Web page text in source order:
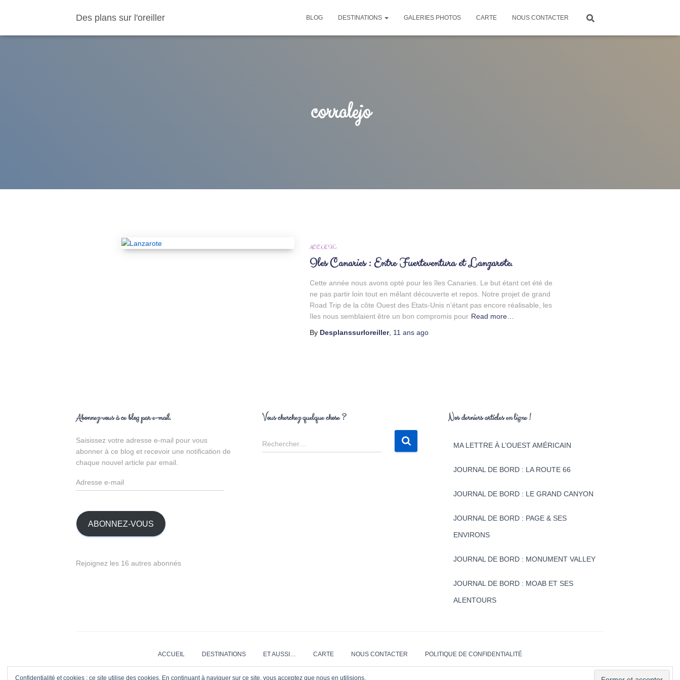
Des plans sur l'oreiller BLOG DESTINATIONS GALERIES PHOTOS CARTE NOUS CONTACTER
corralejo
ACCUEIL
Iles Canaries : Entre Fuerteventura et Lanzarote.
Cette année nous avons opté pour les îles Canaries. Le but étant cet été de
ne pas partir loin tout en mêlant découverte et repos. Notre projet de grand
Road Trip de la côte Ouest des Etats-Unis n’étant pas encore réalisable, les
îles nous semblaient être un bon compromis pour Read more…
By Desplanssurloreiller, 11 ans ago
Abonnez-vous à ce blog par e-mail.
Saisissez votre adresse e-mail pour vous
abonner à ce blog et recevoir une notification de
chaque nouvel article par email.
A
d
s
s
-
ABONNEZ-VOUS
Rejoignez les 16 autres abonnés
Vous cherchez quelque chose ?
R
e
Rechercher…
Nos derniers articles en ligne !
MA LETTRE À L’OUEST AMÉRICAIN
JOURNAL DE BORD : LA ROUTE 66
JOURNAL DE BORD : LE GRAND CANYON
JOURNAL DE BORD : PAGE & SES
ENVIRONS
JOURNAL DE BORD : MONUMENT VALLEY
JOURNAL DE BORD : MOAB ET SES
ALENTOURS
ACCUEIL DESTINATIONS ET AUSSI… CARTE NOUS CONTACTER POLITIQUE DE CONFIDENTIALITÉ
Confidentialité et cookies : ce site utilise des cookies. En continuant à naviguer sur ce site, vous acceptez que nous en utilisions.